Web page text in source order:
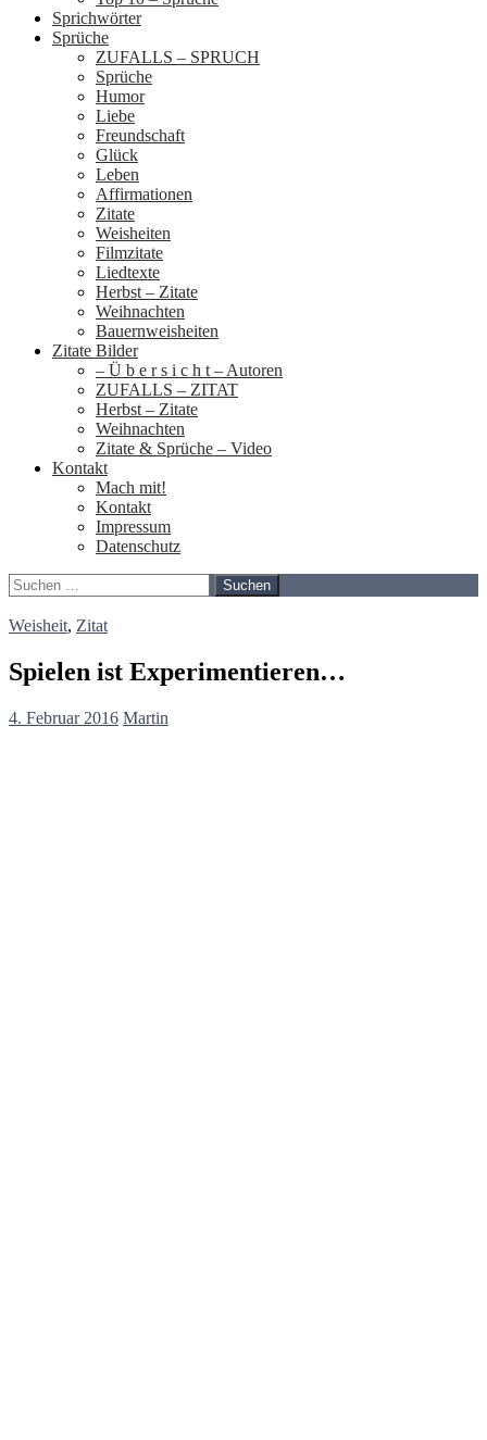
Sprichwörter
Sprüche
ZUFALLS – SPRUCH
Sprüche
Humor
Liebe
Freundschaft
Glück
Leben
Affirmationen
Zitate
Weisheiten
Filmzitate
Liedtexte
Herbst – Zitate
Weihnachten
Bauernweisheiten
Zitate Bilder
– Ü b e r s i c h t – Autoren
ZUFALLS – ZITAT
Herbst – Zitate
Weihnachten
Zitate & Sprüche – Video
Kontakt
Mach mit!
Kontakt
Impressum
Datenschutz
Suchen
nach:
Weisheit, Zitat
Spielen ist Experimentieren…
4. Februar 2016 Martin